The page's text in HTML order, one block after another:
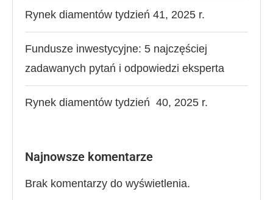
Rynek diamentów tydzień 41, 2025 r.
Fundusze inwestycyjne: 5 najczęściej
zadawanych pytań i odpowiedzi eksperta
Rynek diamentów tydzień 40, 2025 r.
Najnowsze komentarze
Brak komentarzy do wyświetlenia.